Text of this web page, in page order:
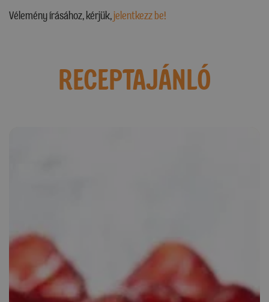
Vélemény írásához, kérjük,jelentkezz be!
RECEPTAJÁNLÓ